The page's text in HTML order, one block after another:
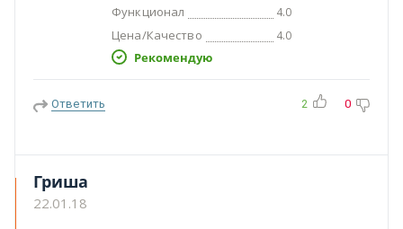
Функционал 4.0
Цена/Качество 4.0
Рекомендую
Ответить 2 0
Гриша
22.01.18